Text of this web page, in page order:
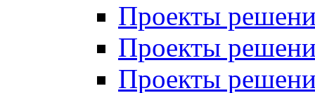
Проекты
Проекты
Проекты